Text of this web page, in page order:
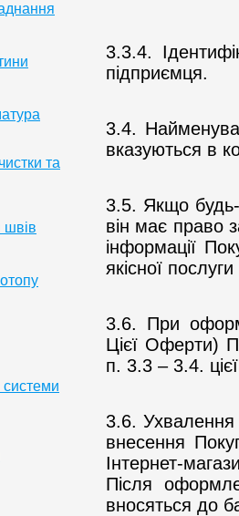
3.3.4.
підприємця.
3.4.
вказуються в
3.5. Якщо будь-
він має право
інформації
якісної
3.6. При
Цієї Оферти)
п. 3.3 – 3.4.
3.6.
внесення
Інтернет-
Після
вносяться до
та
швів
системи